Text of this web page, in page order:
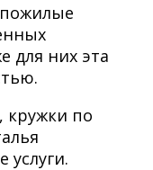
для них эта
кружки по
услуги.